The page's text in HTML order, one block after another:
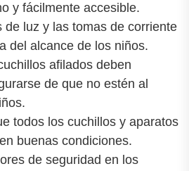
y fácilmente accesible.
de luz y las tomas de corriente
del alcance de los niños.
afilados deben
de que no estén al
todos los cuchillos y aparatos
buenas condiciones.
de seguridad en los